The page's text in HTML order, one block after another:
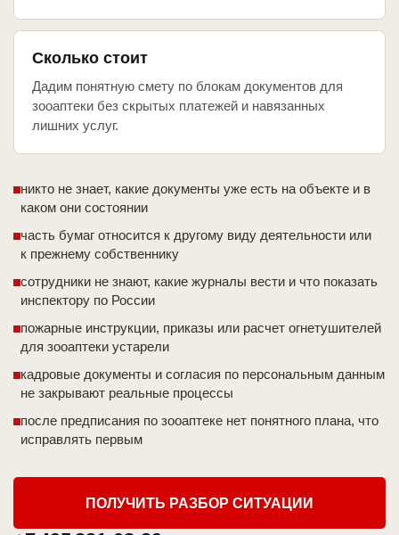
Сколько стоит
Дадим понятную смету по блокам документов для
зооаптеки без скрытых платежей и навязанных
лишних услуг.
никто не знает, какие документы уже есть на объекте и в
каком они состоянии
часть бумаг относится к другому виду деятельности или
к прежнему собственнику
сотрудники не знают, какие журналы вести и что показать
инспектору по России
пожарные инструкции, приказы или расчет огнетушителей
для зооаптеки устарели
кадровые документы и согласия по персональным данным
не закрывают реальные процессы
после предписания по зооаптеке нет понятного плана, что
исправлять первым
ПОЛУЧИТЬ РАЗБОР СИТУАЦИИ